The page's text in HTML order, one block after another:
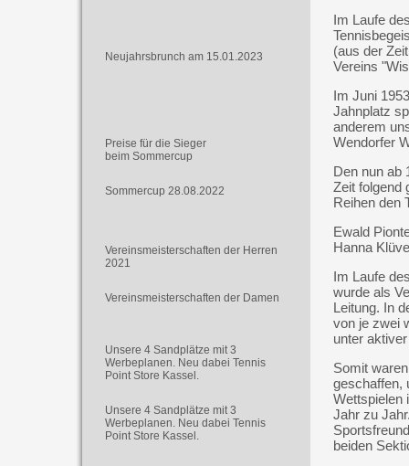
Neujahrsbrunch am 15.01.2023
Preise für die Sieger
beim Sommercup
Sommercup 28.08.2022
Vereinsmeisterschaften der Herren
2021
Vereinsmeisterschaften der Damen
Unsere 4 Sandplätze mit 3
Werbeplanen. Neu dabei Tennis
Point Store Kassel.
Unsere 4 Sandplätze mit 3
Werbeplanen. Neu dabei Tennis
Point Store Kassel.
Im Laufe
(aus der
Vereins
Im Juni
Jahnplatz
anderem
Wendorfer
Den nun ab
Zeit folgend
Reihen den
Ewald
Hanna
Im Laufe
wurde als
Leitung. In
von je zwei
unter
Somit
geschaffen,
Wettspielen
Jahr zu
beiden